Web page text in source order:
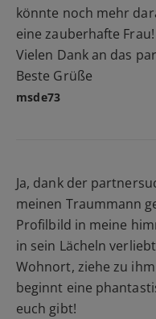
könnte noch mehr
eine zauberhafte Frau!
Vielen Dank an das
Beste Grüße
msde73
Ja, dank der
meinen Traummann
Profilbild in meine
in sein Lächeln
Wohnort, ziehe zu
beginnt eine
euch gibt!